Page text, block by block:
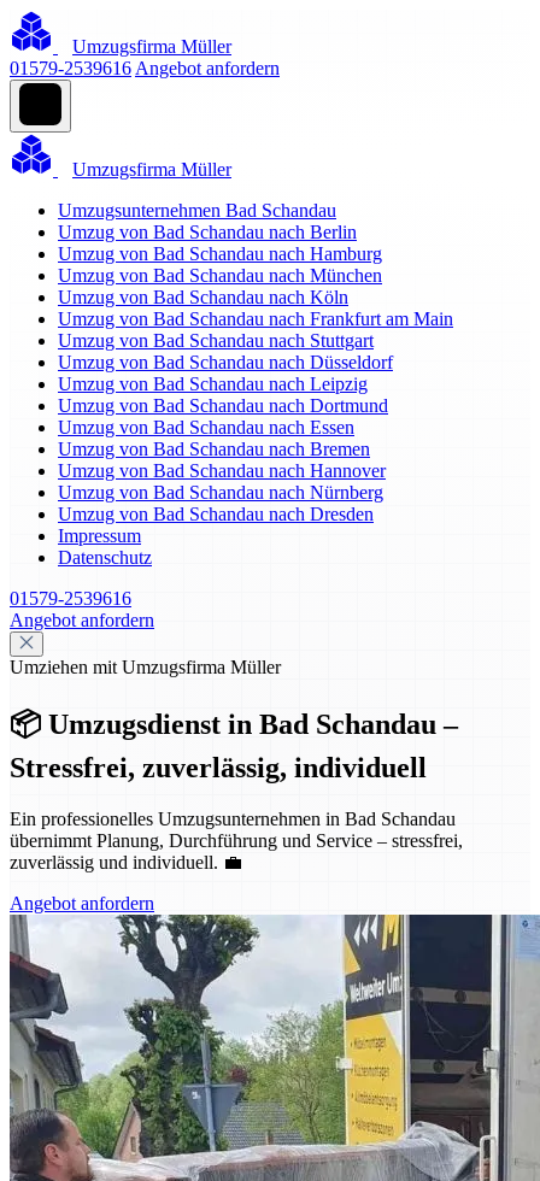
Umzugsfirma Müller
01579-2539616 Angebot anfordern
Umzugsfirma Müller
Umzugsunternehmen Bad Schandau
Umzug von Bad Schandau nach Berlin
Umzug von Bad Schandau nach Hamburg
Umzug von Bad Schandau nach München
Umzug von Bad Schandau nach Köln
Umzug von Bad Schandau nach Frankfurt am Main
Umzug von Bad Schandau nach Stuttgart
Umzug von Bad Schandau nach Düsseldorf
Umzug von Bad Schandau nach Leipzig
Umzug von Bad Schandau nach Dortmund
Umzug von Bad Schandau nach Essen
Umzug von Bad Schandau nach Bremen
Umzug von Bad Schandau nach Hannover
Umzug von Bad Schandau nach Nürnberg
Umzug von Bad Schandau nach Dresden
Impressum
Datenschutz
01579-2539616
Angebot anfordern
Umziehen mit Umzugsfirma Müller
📦 Umzugsdienst in Bad Schandau –
Stressfrei, zuverlässig, individuell
Ein professionelles Umzugsunternehmen in Bad Schandau
übernimmt Planung, Durchführung und Service – stressfrei,
zuverlässig und individuell. 💼
Angebot anfordern